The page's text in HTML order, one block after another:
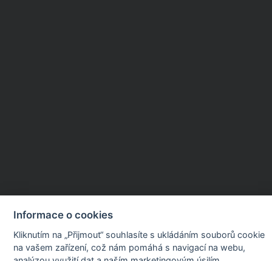
Informace o cookies
Kliknutím na „Přijmout“ souhlasíte s ukládáním souborů cookie
na vašem zařízení, což nám pomáhá s navigací na webu,